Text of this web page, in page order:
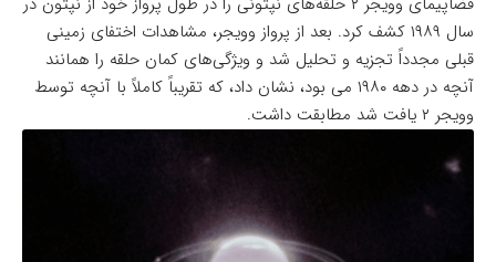
سال ۱۹۸۹ کشف کرد. بعد از پرواز وویجر، مشاهدات اختفای زمینی
قبلی مجدداً تجزیه و تحلیل شد و ویژگی‌های کمان حلقه را همانند
آنچه در دهه ۱۹۸۰ می بود، نشان داد، که تقریباً کاملاً با آنچه توسط
وویجر ۲ یافت شد مطابقت داشت.